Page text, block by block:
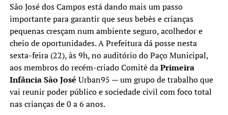
São José dos Campos está dando mais um passo
importante para garantir que seus bebês e crianças
pequenas cresçam num ambiente seguro, acolhedor e
cheio de oportunidades. A Prefeitura dá posse nesta
sexta-feira (22), às 9h, no auditório do Paço Municipal,
aos membros do recém-criado Comitê daPrimeira
Infância São José Urban95 — um grupo de trabalho que
vai reunir poder público e sociedade civil com foco total
nas crianças de 0 a 6 anos.